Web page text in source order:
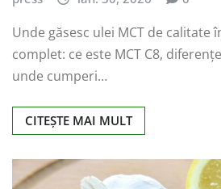
Unde găsesc ulei MCT de calitate
complet: ce este MCT C8,
unde cumperi…
CITEȘTE MAI MULT